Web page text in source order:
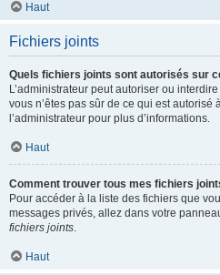
Haut
Fichiers joints
Quels fichiers joints sont autorisés sur
L’administrateur peut autoriser ou
vous n’êtes pas sûr de ce qui est autorisé
l’administrateur pour plus d’informations.
Haut
Comment trouver tous mes fichiers
Pour accéder à la liste des fichiers que
messages privés, allez dans votre
fichiers joints.
Haut